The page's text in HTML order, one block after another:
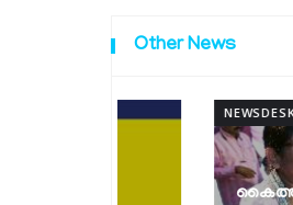
Other News
കൈത്തറി